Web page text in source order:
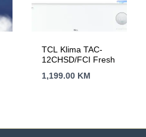
TCL Klima TAC-
12CHSD/FCI Fresh
1,199.00 KM